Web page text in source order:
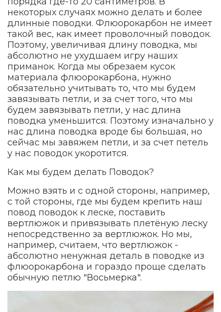
некоторых случаях можно делать и более
длинные поводки. Флюорокарбон не имеет
такой вес, как имеет проволочный поводок.
Поэтому, увеличивая длину поводка, мы
абсолютно не ухудшаем игру наших
приманок. Когда мы обрезаем кусок
материала флюорокарбона, нужно
обязательно учитывать то, что мы будем
завязывать петли, и за счет того, что мы
будем завязывать петли, у нас длина
поводка уменьшится. Поэтому изначально у
нас длина поводка вроде бы большая, но
сейчас мы завяжем петли, и за счет петель
у нас поводок укоротится.
Как мы будем делать Поводок?
Можно взять и с одной стороны, например,
с той стороны, где мы будем крепить наш
повод поводок к леске, поставить
вертлюжок и привязывать плетёную леску
непосредственно за вертлюжок. Но мы,
например, считаем, что вертлюжок -
абсолютно ненужная деталь в поводке из
флюорокарбона и гораздо проще сделать
обычную петлю "Восьмерка".